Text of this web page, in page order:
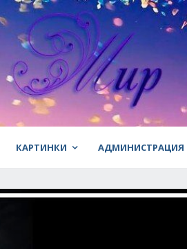
КАРТИНКИ АДМИНИСТРАЦИЯ